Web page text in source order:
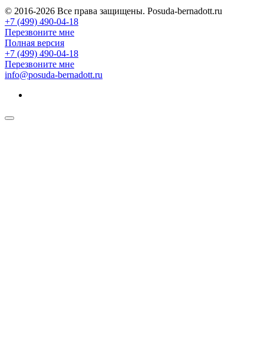
© 2016-2026 Все права защищены. Posuda-bernadott.ru
+7 (499) 490-04-18
Перезвоните мне
Полная версия
+7 (499) 490-04-18
Перезвоните мне
info@posuda-bernadott.ru